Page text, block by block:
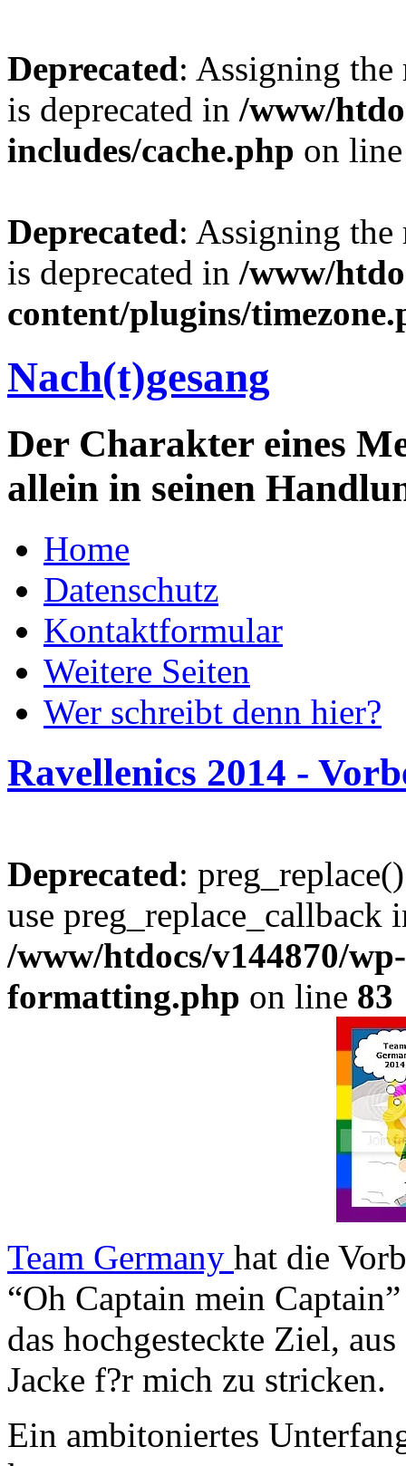
Deprecated: Assigning the
is deprecated in /www/
includes/cache.php on
Deprecated: Assigning the
is deprecated in /www/
content/plugins/
Nach(t)gesang
Der Charakter eines
allein in seinen
Home
Datenschutz
Kontaktformular
Weitere Seiten
Wer schreibt denn hier?
Ravellenics 2014 -
Deprecated:
use preg_replace_callback
/www/htdocs/v144870/
formatting.php on line 83
Team Germany hat die
“Oh Captain mein
das hochgesteckte Ziel,
Jacke f?r mich zu stricken.
Ein ambitoniertes